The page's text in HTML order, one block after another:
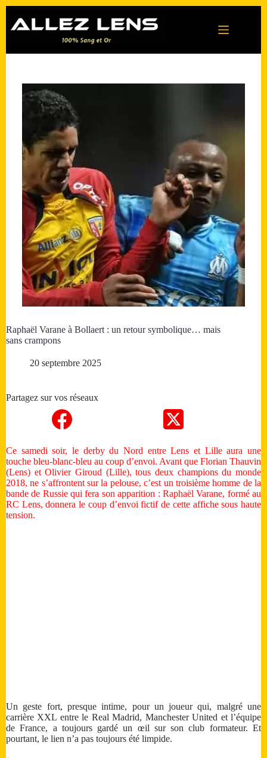
contenu
Raphaël Varane à Bollaert : un retour symbolique… mais
sans crampons
20 septembre 2025
Partagez sur vos réseaux
Ce samedi soir, le derby du Nord entre Lens et Lille aura une
touche bleu-blanc-bleu au coup d’envoi. Avant que Florian Thauvin
(Lens) et Olivier Giroud (Lille), tous deux champions du monde
2018, ne s’affrontent sur la pelouse, c’est un troisième homme de la
bande de Russie qui fera son apparition : Raphaël Varane, formé au
RC Lens, donnera le coup d’envoi fictif de cette affiche sous haute
tension.
Un geste fort, presque intime, pour un joueur qui, malgré une
carrière XXL entre le Real Madrid, Manchester United et l’équipe
de France, a toujours gardé un œil sur son club formateur. Et
pourtant, le lien n’a pas toujours été limpide.